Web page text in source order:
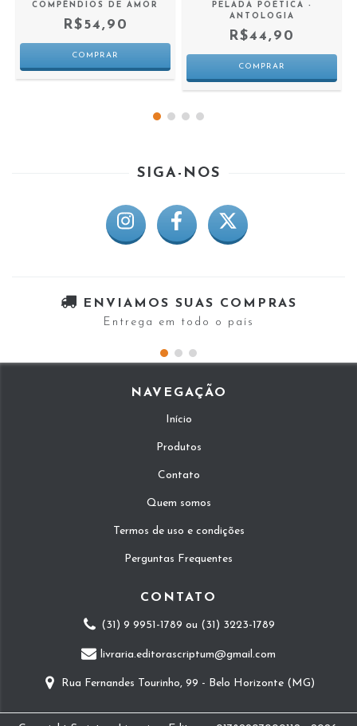
COMPÊNDIOS DE AMOR
R$54,90
PELADA POÉTICA -
ANTOLOGIA
R$44,90
SIGA-NOS
ENVIAMOS SUAS COMPRAS
Entrega em todo o país
NAVEGAÇÃO
Início
Produtos
Contato
Quem somos
Termos de uso e condições
Perguntas Frequentes
CONTATO
(31) 9 9951-1789 ou (31) 3223-1789
livraria.editorascriptum@gmail.com
Rua Fernandes Tourinho, 99 - Belo Horizonte (MG)